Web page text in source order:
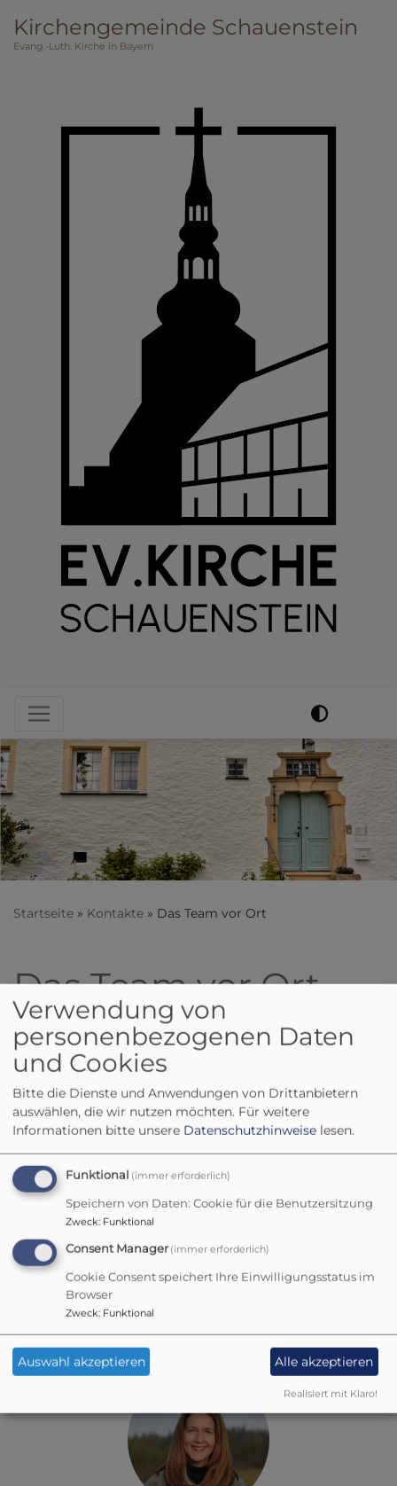
zum
Inhalt
Kirchengemeinde Schauenstein
Evang.-Luth. Kirche in Bayern
Hauptnavigation
Startseite Kontakte Das Team vor Ort
Das Team vor Ort
Kirchweg 1, 95197 Schauenstein
Email:jonathan.jakob@elkb.de
Verwendung von
personenbezogenen Daten
und Cookies
Bitte die Dienste und Anwendungen von Drittanbietern
auswählen, die wir nutzen möchten. Für weitere
Informationen bitte unsere Datenschutzhinweise lesen.
Funktional (immer erforderlich)
Speichern von Daten: Cookie für die Benutzersitzung
Zweck: Funktional
Consent Manager (immer erforderlich)
Cookie Consent speichert Ihre Einwilligungsstatus im
Browser
Zweck: Funktional
Auswahl akzeptieren Alle akzeptieren
Realisiert mit Klaro!